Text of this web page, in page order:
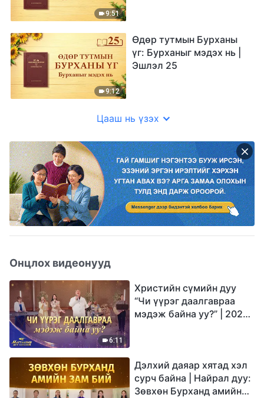
9:51
9:12
Өдөр тутмын Бурханы
үг: Бурханыг мэдэх нь |
Эшлэл 25
Цааш нь үзэх
Онцлох видеонууд
6:11
Христийн сүмийн дуу
“Чи үүрэг даалгавраа
мэдэж байна уу?” | 2026
Дэлхий даяар хятад хэл
сурч байна | Найрал дуу:
Зөвхөн Бурханд амийн